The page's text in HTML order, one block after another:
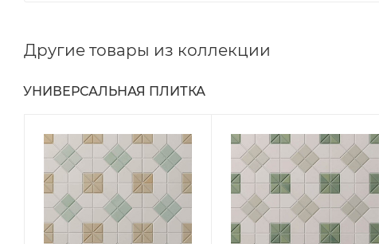
Другие товары из коллекции
УНИВЕРСАЛЬНАЯ ПЛИТКА